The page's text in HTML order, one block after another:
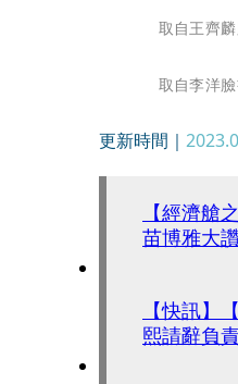
取自王齊
取自李洋
更新時間｜
【經濟艙
苗博雅大
【快訊
熙請辭負